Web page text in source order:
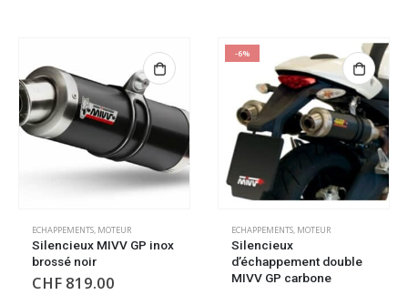
ECHAPPEMENTS, MOTEUR
Silencieux MIVV GP inox
brossé noir
CHF 819.00
-6%
ECHAPPEMENTS, MOTEUR
Silencieux
d’échappement double
MIVV GP carbone